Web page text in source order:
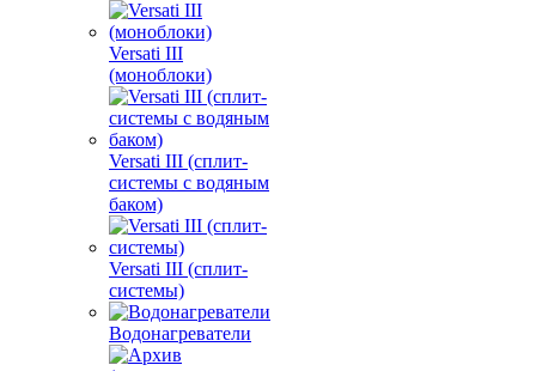
Versati III
(моноблоки)
Versati III (сплит-
системы с водяным
баком)
Versati III (сплит-
системы)
Водонагреватели